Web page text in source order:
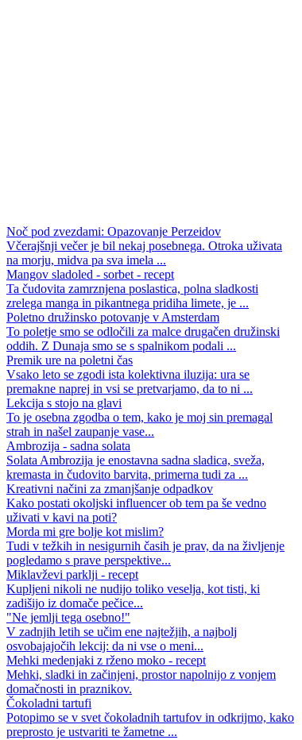
Noč pod zvezdami: Opazovanje Perzeidov
Včerajšnji večer je bil nekaj posebnega. Otroka uživata
na morju, midva pa sva imela ...
Mangov sladoled - sorbet - recept
Ta čudovita zamrznjena poslastica, polna sladkosti
zrelega manga in pikantnega pridiha limete, je ...
Poletno družinsko potovanje v Amsterdam
To poletje smo se odločili za malce drugačen družinski
oddih. Z Dunaja smo se s spalnikom podali ...
Premik ure na poletni čas
Vsako leto se zgodi ista kolektivna iluzija: ura se
premakne naprej in vsi se pretvarjamo, da to ni ...
Lekcija s stojo na glavi
To je osebna zgodba o tem, kako je moj sin premagal
strah in našel zaupanje vase...
Ambrozija - sadna solata
Solata Ambrozija je enostavna sadna sladica, sveža,
kremasta in čudovito barvita, primerna tudi za ...
Kreativni načini za zmanjšanje odpadkov
Kako postati okoljski influencer ob tem pa še vedno
uživati v kavi na poti?
Morda mi gre bolje kot mislim?
Tudi v težkih in nesigurnih časih je prav, da na življenje
pogledamo s prave perspektive...
Miklavževi parklji - recept
Kupljeni nikoli ne nudijo toliko veselja, kot tisti, ki
zadišijo iz domače pečice...
"Ne jemlji tega osebno!"
V zadnjih letih se učim ene najtežjih, a najbolj
osvobajajočih lekcij: da ni vse o meni...
Mehki medenjaki z rženo moko - recept
Mehki, sladki in začinjeni, prostor napolnijo z vonjem
domačnosti in praznikov.
Čokoladni tartufi
Potopimo se v svet čokoladnih tartufov in odkrijmo, kako
preprosto je ustvariti te žametne ...